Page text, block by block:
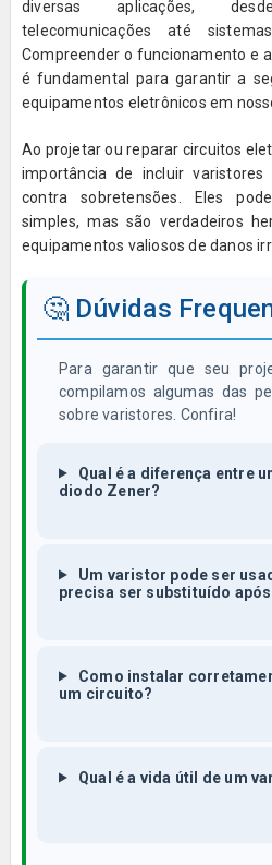
diversas aplicações,
telecomunicações até
Compreender o funcionamento e
é fundamental para garantir a
equipamentos eletrônicos em
Ao projetar ou reparar circuitos
importância de incluir varistores
contra sobretensões. Eles
simples, mas são verdadeiros
equipamentos valiosos de danos
🤔 Dúvidas
Para garantir que seu
compilamos algumas das
sobre varistores. Confira!
Qual é a diferença entre
diodo Zener?
Um varistor pode ser
precisa ser substituído
Como instalar
um circuito?
Qual é a vida útil de um